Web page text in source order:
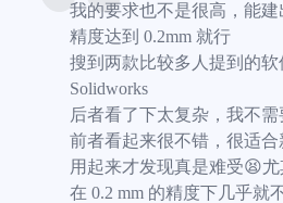
我的要求也不是很高，能建
精度达到 0.2mm 就行
搜到两款比较多人提到的软
Solidworks
后者看了下太复杂，我不
前者看起来很不错，很适合
用起来才发现真是难受😫尤
在 0.2 mm 的精度下几乎就